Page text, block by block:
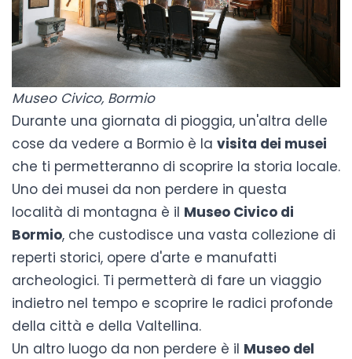
Museo Civico, Bormio
Durante una giornata di pioggia, un'altra delle
cose da vedere a Bormio è la visita dei musei
che ti permetteranno di scoprire la storia locale.
Uno dei musei da non perdere in questa
località di montagna è il Museo Civico di
Bormio, che custodisce una vasta collezione di
reperti storici, opere d'arte e manufatti
archeologici. Ti permetterà di fare un viaggio
indietro nel tempo e scoprire le radici profonde
della città e della Valtellina.
Un altro luogo da non perdere è il Museo del